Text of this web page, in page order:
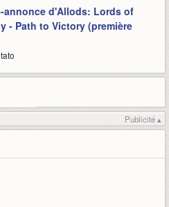
annonce d'Allods: Lords of
- Path to Victory (première
Publicité ▴